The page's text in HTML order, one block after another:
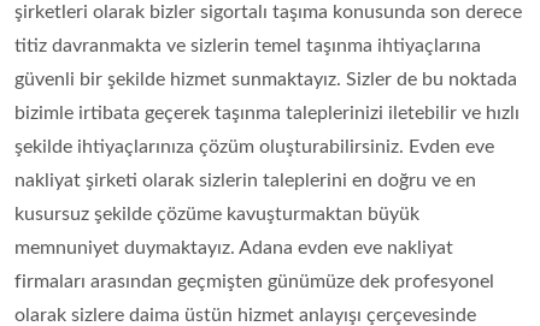
şirketleri olarak bizler sigortalı taşıma konusunda son derece
titiz davranmakta ve sizlerin temel taşınma ihtiyaçlarına
güvenli bir şekilde hizmet sunmaktayız. Sizler de bu noktada
bizimle irtibata geçerek taşınma taleplerinizi iletebilir ve hızlı
şekilde ihtiyaçlarınıza çözüm oluşturabilirsiniz. Evden eve
nakliyat şirketi olarak sizlerin taleplerini en doğru ve en
kusursuz şekilde çözüme kavuşturmaktan büyük
memnuniyet duymaktayız. Adana evden eve nakliyat
firmaları arasından geçmişten günümüze dek profesyonel
olarak sizlere daima üstün hizmet anlayışı çerçevesinde